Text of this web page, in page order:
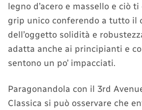
legno d’acero e massello e ciò
grip unico conferendo a tutto il
dell’oggetto solidità e
adatta anche ai principianti e
sentono un po’ impacciati.
Paragonandola con il 3rd
Classica si può osservare che